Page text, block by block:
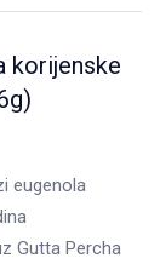
korijenske
eugenola
Gutta Percha